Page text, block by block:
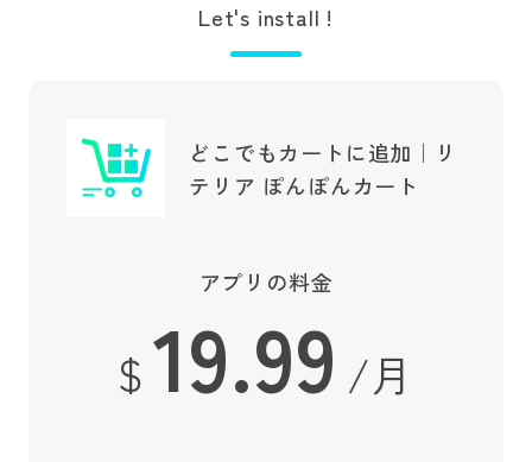
Let's install !
どこでもカートに追加｜リ
テリア ぽんぽんカート
アプリの料金
$19.99 /月